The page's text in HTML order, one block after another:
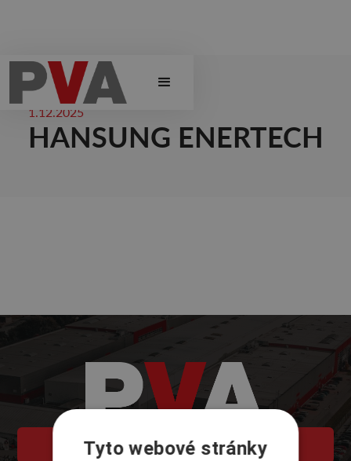
1.12.2025
HANSUNG ENERTECH
PVA EXPO PRAHA
Tyto webové stránky